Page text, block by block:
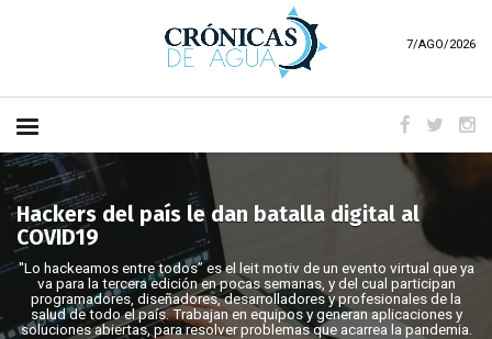
7/AGO/2026
Hackers del país le dan batalla digital al
COVID19
"Lo hackeamos entre todos” es el leit motiv de un evento virtual que ya
va para la tercera edición en pocas semanas, y del cual participan
programadores, diseñadores, desarrolladores y profesionales de la
salud de todo el país. Trabajan en equipos y generan aplicaciones y
soluciones abiertas, para resolver problemas que acarrea la pandemia.